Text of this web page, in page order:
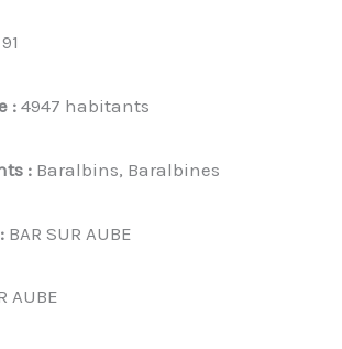
:4947 habitants
: Baralbins, Baralbines
BAR SUR AUBE
AUBE